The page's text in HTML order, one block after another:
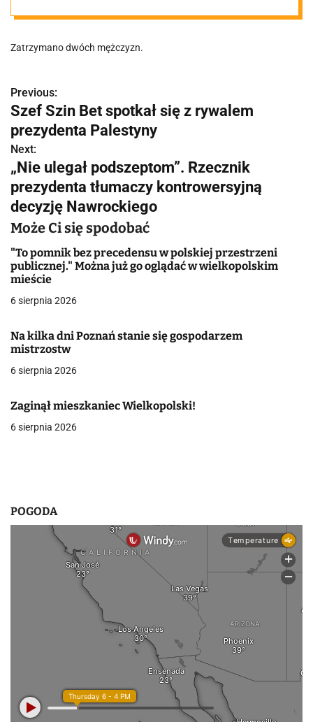
legendę".
Wpadli tego
samego dnia w
różnych
częściach
Poznania
Zatrzymano dwóch mężczyzn.
N
a
w
i
g
a
c
j
a
w
p
s
Previous:
Szef Szin Bet spotkał się z rywalem
prezydenta Palestyny
Next:
„Nie ulegał podszeptom”. Rzecznik
prezydenta tłumaczy kontrowersyjną
decyzję Nawrockiego
Może Ci się spodobać
"To pomnik bez precedensu w polskiej przestrzeni
publicznej." Można już go oglądać w wielkopolskim
mieście
6 sierpnia 2026
Na kilka dni Poznań stanie się gospodarzem
mistrzostw
6 sierpnia 2026
Zaginął mieszkaniec Wielkopolski!
6 sierpnia 2026
POGODA